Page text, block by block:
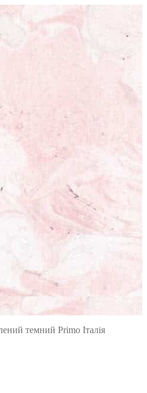
темний Primo Італія